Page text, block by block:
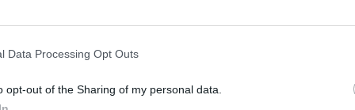
Data Processing Opt Outs
opt-out of the Sharing of my personal data.
την